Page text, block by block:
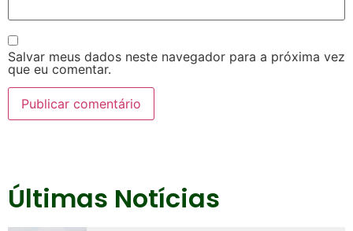
Salvar meus dados neste navegador para a próxima vez
que eu comentar.
Últimas Notícias